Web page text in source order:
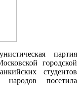
партия
городской
студентов
народов посетила